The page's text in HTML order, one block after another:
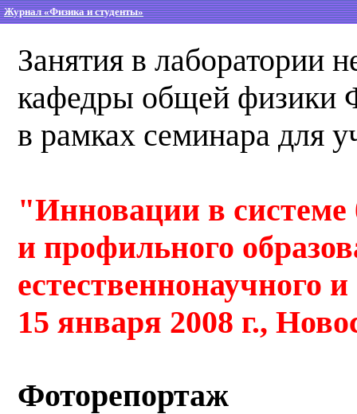
Журнал «Физика и студенты»
Занятия в лаборатории
кафедры общей
в рамках семинара для
"Инновации в системе
и профильного
естественнонаучного
15 января 2008 г.,
Фоторепортаж